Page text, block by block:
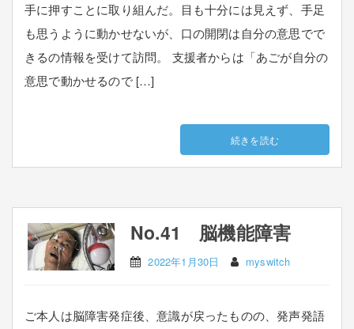
手に押すことに取り組んだ。目も十分には見えず、手足
も思うように動かせないが、口の開閉は自分の意思でで
きるの情報を受けて訪問。 支援者からは「あごが自分の
意思で動かせるので […]
続きを読む
No.41 脳機能障害
2022年1月30日 myswitch
ご本人は脳障害発症後、意識が戻ったものの、発声発語